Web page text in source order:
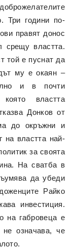
Три години по-
правят донос
срещу властта.
той е пуснат да
му е окаян –
и в почти
властта
Донков от
до окръжни и
на властта най-
за своята
На сватба в
да убеди
Райко
инвестиция.
на габровеца е
не означава, че